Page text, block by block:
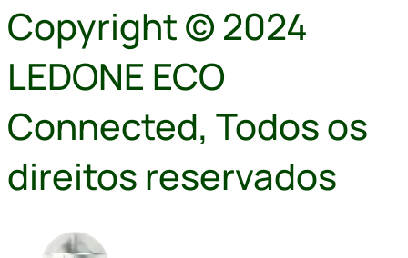
Copyright © 2024
LEDONE ECO
Connected, Todos os
direitos reservados